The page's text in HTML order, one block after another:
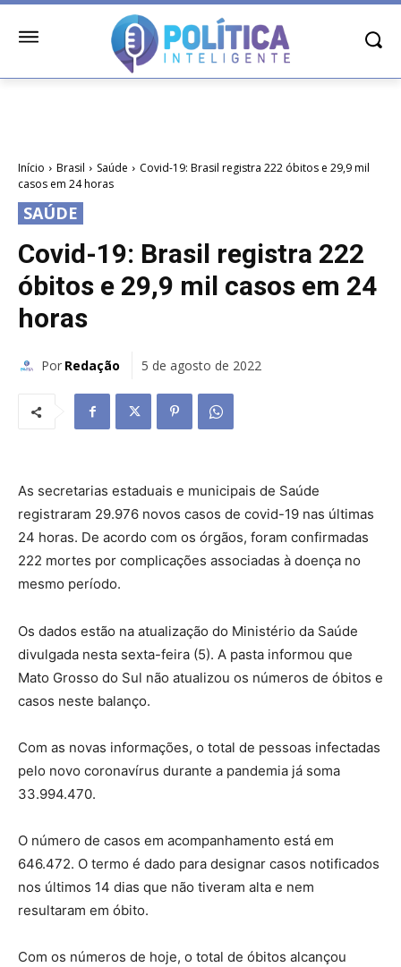
Início Brasil Saúde
Covid-19: Brasil registra 222 óbitos e 29,9 mil
casos em 24 horas
SAÚDE
Covid-19: Brasil registra 222
óbitos e 29,9 mil casos em 24
horas
Por Redação 5 de agosto de 2022
As secretarias estaduais e municipais de Saúde
registraram 29.976 novos casos de covid-19 nas últimas
24 horas. De acordo com os órgãos, foram confirmadas
222 mortes por complicações associadas à doença no
mesmo período.
Os dados estão na atualização do Ministério da Saúde
divulgada nesta sexta-feira (5). A pasta informou que
Mato Grosso do Sul não atualizou os números de óbitos e
casos neste balanço.
Com as novas informações, o total de pessoas infectadas
pelo novo coronavírus durante a pandemia já soma
33.994.470.
O número de casos em acompanhamento está em
646.472. O termo é dado para designar casos notificados
nos últimos 14 dias que não tiveram alta e nem
resultaram em óbito.
Com os números de hoje, o total de óbitos alcançou